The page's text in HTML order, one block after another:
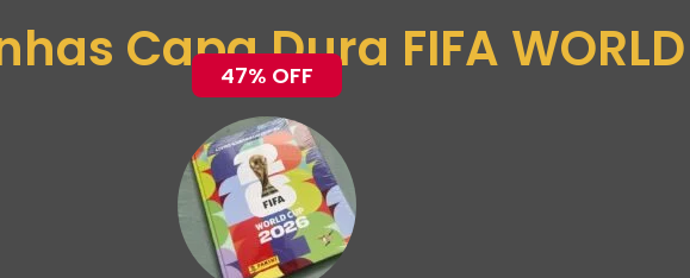
Capa Dura FIFA WORLD
47% OFF